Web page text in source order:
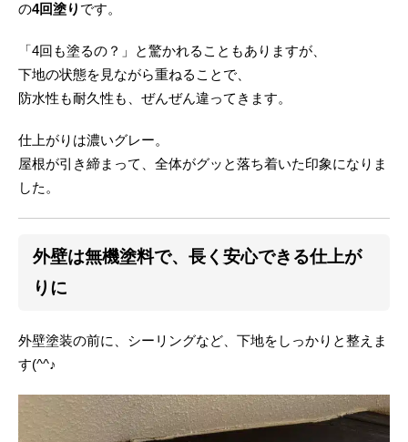
の4回塗り です。
「4回も塗るの？」と驚かれることもありますが、
下地の状態を見ながら重ねることで、
防水性も耐久性も、ぜんぜん違ってきます。
仕上がりは濃いグレー。
屋根が引き締まって、全体がグッと落ち着いた印象になりま
した。
外壁は無機塗料で、長く安心できる仕上が
りに
外壁塗装の前に、シーリングなど、下地をしっかりと整えま
す(^^♪